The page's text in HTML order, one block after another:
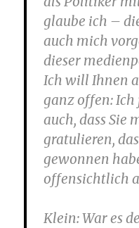
glaube ich –
auch mich
dieser
Ich will Ihnen
ganz offen:
auch, dass Sie
gratulieren,
gewonnen
offensichtlich
Klein: War es